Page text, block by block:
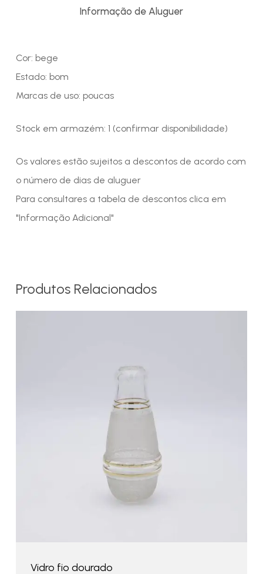
Informação de Aluguer
Cor: bege
Estado: bom
Marcas de uso: poucas
Stock em armazém: 1 (confirmar disponibilidade)
Os valores estão sujeitos a descontos de acordo com
o número de dias de aluguer
Para consultares a tabela de descontos clica em
"Informação Adicional"
Produtos Relacionados
Vidro fio dourado